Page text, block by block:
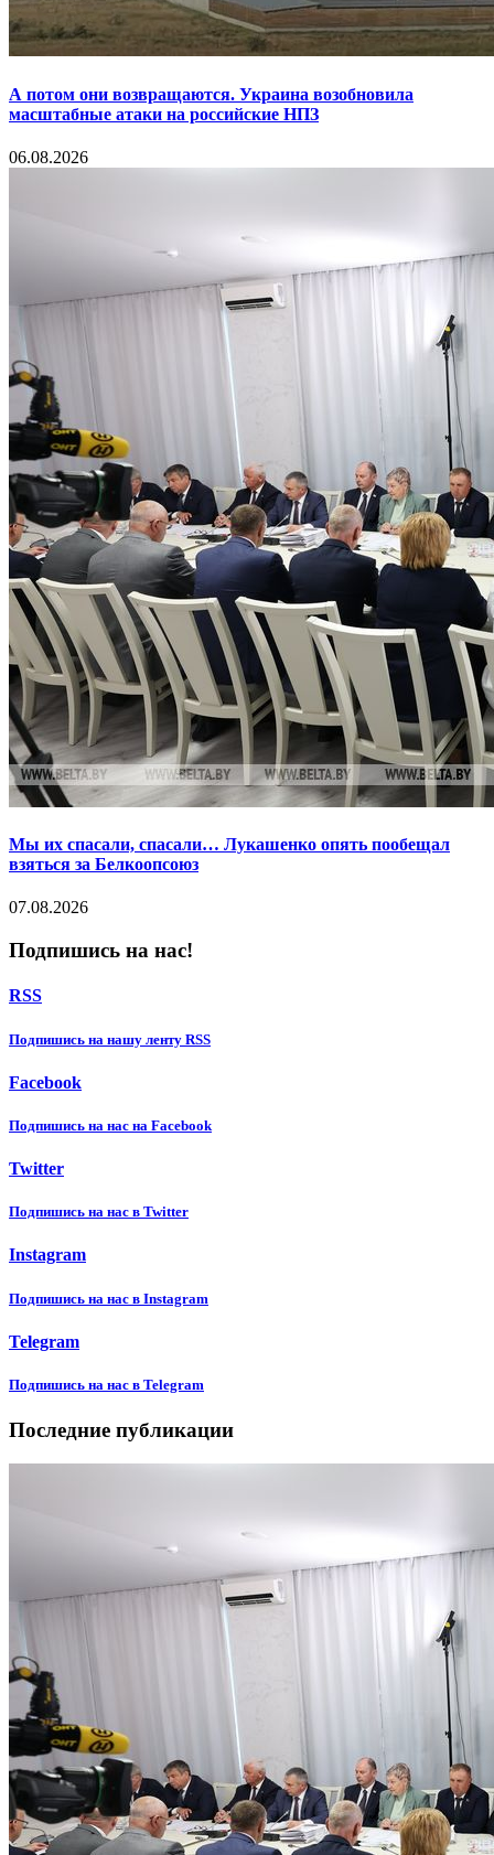
А потом они возвращаются. Украина возобновила
масштабные атаки на российские НПЗ
06.08.2026
Мы их спасали, спасали… Лукашенко опять пообещал
взяться за Белкоопсоюз
07.08.2026
Подпишись на нас!
RSS
Подпишиcь на нашу ленту RSS
Facebook
Подпишиcь на нас на Facebook
Twitter
Подпишиcь на нас в Twitter
Instagram
Подпишиcь на нас в Instagram
Telegram
Подпишиcь на нас в Telegram
Последние публикации